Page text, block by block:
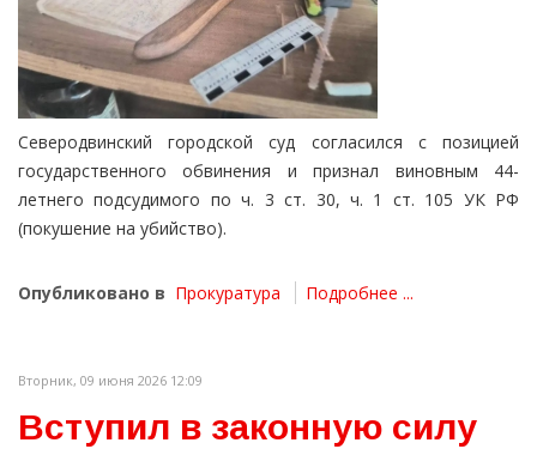
Северодвинский городской суд согласился с позицией
государственного обвинения и признал виновным 44-
летнего подсудимого по ч. 3 ст. 30, ч. 1 ст. 105 УК РФ
(покушение на убийство).
Опубликовано в Прокуратура Подробнее ...
Вторник, 09 июня 2026 12:09
Вступил в законную силу